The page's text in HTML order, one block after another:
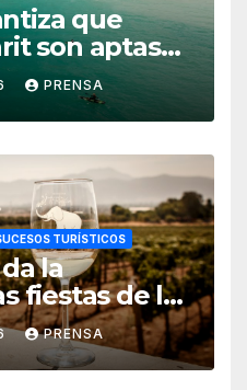
que
son aptas
PRENSA
TURÍSTICOS
la
fiestas de la
PRENSA